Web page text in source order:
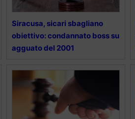
Siracusa, sicari sbagliano
obiettivo: condannato boss su
agguato del 2001